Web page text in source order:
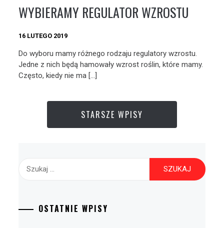
WYBIERAMY REGULATOR WZROSTU
16 LUTEGO 2019
Do wyboru mamy różnego rodzaju regulatory wzrostu.
Jedne z nich będą hamowały wzrost roślin, które mamy.
Często, kiedy nie ma […]
STARSZE WPISY
OSTATNIE WPISY